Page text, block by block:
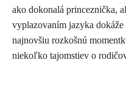
ako dokonalá princeznička,
vyplazovaním jazyka
najnovšiu rozkošnú
niekoľko tajomstiev o